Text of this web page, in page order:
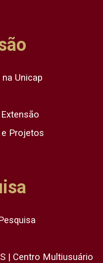
Unicap
Projetos
| Centro Multiusuário